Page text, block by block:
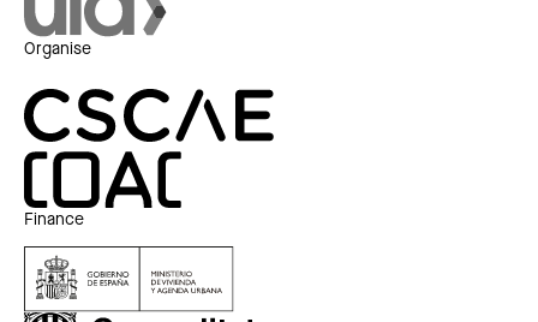
Organise
Finance